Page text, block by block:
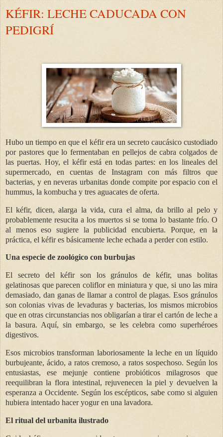
KÉFIR: LECHE CADUCADA CON
PEDIGRÍ
Hubo un tiempo en que el kéfir era un secreto caucásico custodiado
por pastores que lo fermentaban en pellejos de cabra colgados de
las puertas. Hoy, el kéfir está en todas partes: en los lineales del
supermercado, en cuentas de Instagram con más filtros que
bacterias, y en neveras urbanitas donde compite por espacio con el
hummus, la kombucha y tres aguacates de oferta.
El kéfir, dicen, alarga la vida, cura el alma, da brillo al pelo y
probablemente resucita a los muertos si se toma lo bastante frío. O
al menos eso sugiere la publicidad encubierta. Porque, en la
práctica, el kéfir es básicamente leche echada a perder con estilo.
Una especie de zoológico con burbujas
El secreto del kéfir son los gránulos de kéfir, unas bolitas
gelatinosas que parecen coliflor en miniatura y que, si uno las mira
demasiado, dan ganas de llamar a control de plagas. Esos gránulos
son colonias vivas de levaduras y bacterias, los mismos microbios
que en otras circunstancias nos obligarían a tirar el cartón de leche a
la basura. Aquí, sin embargo, se les celebra como superhéroes
digestivos.
Esos microbios transforman laboriosamente la leche en un líquido
burbujeante, ácido, a ratos cremoso, a ratos sospechoso. Según los
entusiastas, ese mejunje contiene probióticos milagrosos que
reequilibran la flora intestinal, rejuvenecen la piel y devuelven la
esperanza a Occidente. Según los escépticos, sabe como si alguien
hubiera intentado hacer yogur en una lavadora.
El ritual del urbanita ilustrado